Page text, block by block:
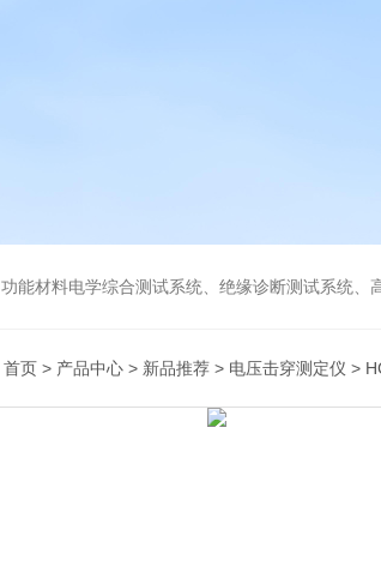
功能材料电学综合测试系统、绝缘诊断测试系统、高低温介电温谱测试仪、极化装置与电源、高压放大器、薄膜极化、高低温
首页 > 产品中心 > 新品推荐 > 电压击穿测定仪 >